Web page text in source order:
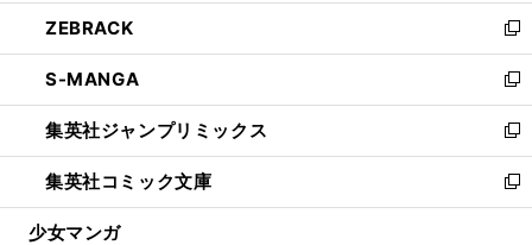
く
で
開
く
ン
ド
ウ
で
開
く
ウ
ィ
ン
ド
ウ
で
開
く
し
い
ウ
ィ
ン
ド
ウ
で
開
ZEBRACK
新
し
い
ウ
ィ
ン
ド
ウ
S-MANGA
新
し
い
ウ
ィ
ン
集英社ジャンプリミックス
新
し
い
ウ
集英社コミック文庫
新
し
少女マンガ